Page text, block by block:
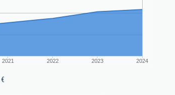
2021 2022 2023 2024